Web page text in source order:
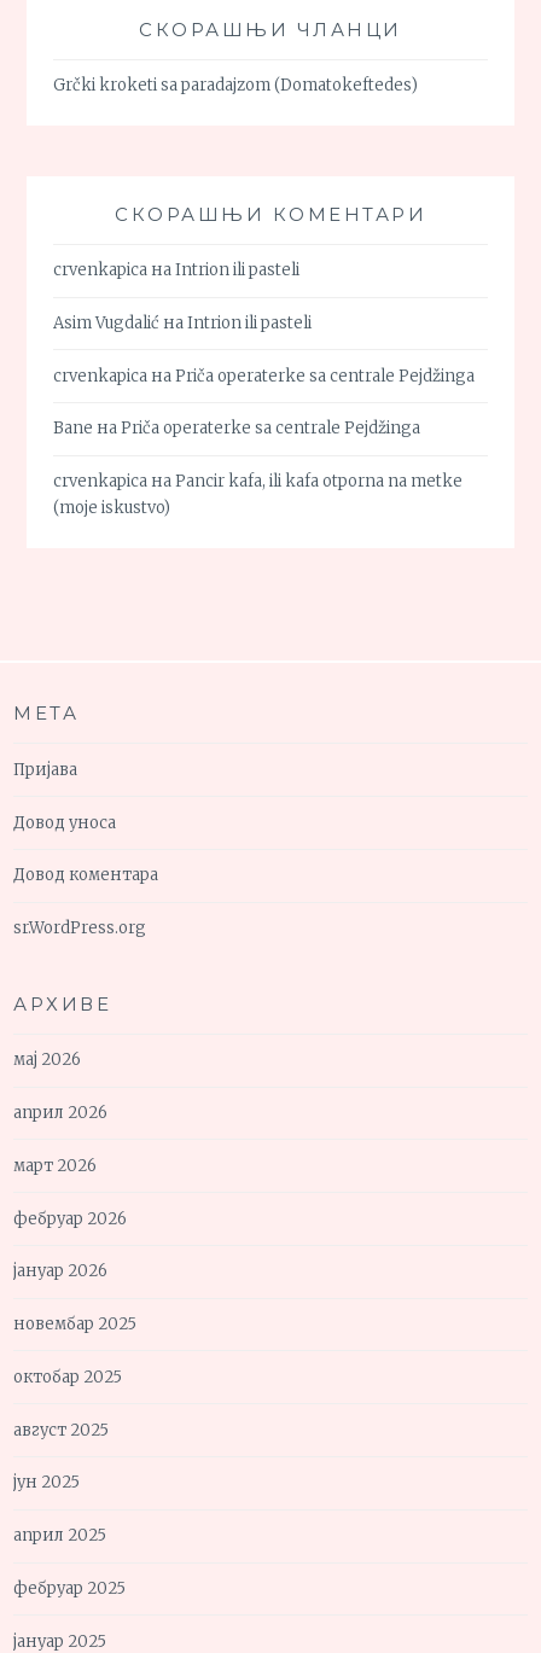
СКОРАШЊИ ЧЛАНЦИ
Grčki kroketi sa paradajzom (Domatokeftedes)
СКОРАШЊИ КОМЕНТАРИ
crvenkapica наIntrion ili pasteli
Asim Vugdalić наIntrion ili pasteli
crvenkapica наPriča operaterke sa centrale Pejdžinga
Bane наPriča operaterke sa centrale Pejdžinga
crvenkapica наPancir kafa, ili kafa otporna na metke
(moje iskustvo)
МЕТА
Пријава
Довод уноса
Довод коментара
sr.WordPress.org
АРХИВЕ
мај 2026
април 2026
март 2026
фебруар 2026
јануар 2026
новембар 2025
октобар 2025
август 2025
јун 2025
април 2025
фебруар 2025
јануар 2025